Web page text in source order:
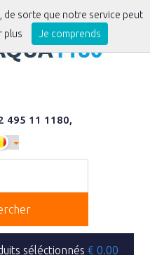
495 11 1180,
séléctionnés € 0.00
de sorte que notre service peut
plus Je comprends